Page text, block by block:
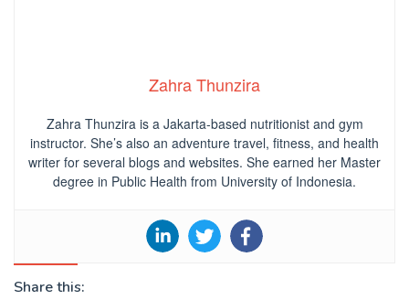
Zahra Thunzira
Zahra Thunzira is a Jakarta-based nutritionist and gym
instructor. She’s also an adventure travel, fitness, and health
writer for several blogs and websites. She earned her Master
degree in Public Health from University of Indonesia.
Share this: